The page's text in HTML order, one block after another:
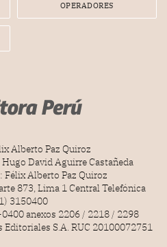
OPERADORES
Alberto Paz Quiroz
David Aguirre Castañeda
Félix Alberto Paz Quiroz
873, Lima 1 Central Telefónica
3150400
anexos 2206 / 2218 / 2298
Editoriales S.A. RUC 20100072751